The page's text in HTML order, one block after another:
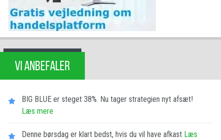
VI ANBEFALER
BIG BLUE er steget 38%. Nu tager strategien nyt afsæt!
Læs mere
Denne børsdag er klart bedst, hvis du vil have afkast Læs